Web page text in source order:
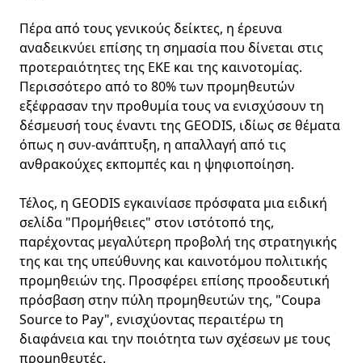
Πέρα από τους γενικούς δείκτες, η έρευνα
αναδεικνύει επίσης τη σημασία που δίνεται στις
προτεραιότητες της ΕΚΕ και της καινοτομίας.
Περισσότερο από το 80% των προμηθευτών
εξέφρασαν την προθυμία τους να ενισχύσουν τη
δέσμευσή τους έναντι της GEODIS, ιδίως σε θέματα
όπως η συν-ανάπτυξη, η απαλλαγή από τις
ανθρακούχες εκπομπές και η ψηφιοποίηση.
Τέλος, η GEODIS εγκαινίασε πρόσφατα μια ειδική
σελίδα "Προμήθειες" στον ιστότοπό της,
παρέχοντας μεγαλύτερη προβολή της στρατηγικής
της και της υπεύθυνης και καινοτόμου πολιτικής
προμηθειών της. Προσφέρει επίσης προοδευτική
πρόσβαση στην πύλη προμηθευτών της, "Coupa
Source to Pay", ενισχύοντας περαιτέρω τη
διαφάνεια και την ποιότητα των σχέσεων με τους
προμηθευτές.